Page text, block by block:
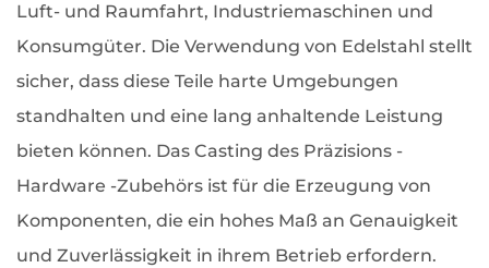
Luft- und Raumfahrt, Industriemaschinen und
Konsumgüter. Die Verwendung von Edelstahl stellt
sicher, dass diese Teile harte Umgebungen
standhalten und eine lang anhaltende Leistung
bieten können. Das Casting des Präzisions -
Hardware -Zubehörs ist für die Erzeugung von
Komponenten, die ein hohes Maß an Genauigkeit
und Zuverlässigkeit in ihrem Betrieb erfordern.